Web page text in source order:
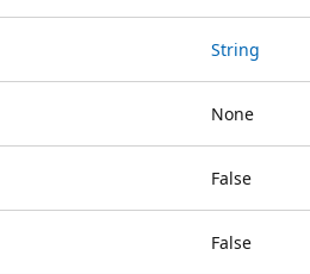
String
None
False
False